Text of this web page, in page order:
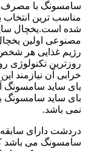
مناسب ترین انتخاب
شده است.یخچال
مصنوعی اولین
رژیم غذایی هر شخص
روزترین تکنولوژی
خرابی آن نیازمند
بای ساید سامسونگ
بای ساید سامسونگ
نمی باشد.
سامسونگ می باشد